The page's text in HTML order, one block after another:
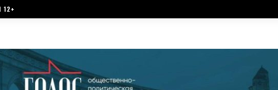
12+